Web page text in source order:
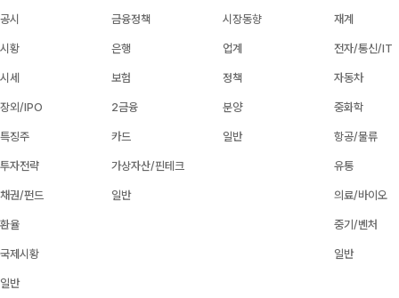
공시
시황
시세
장외/IPO
특징주
투자전략
채권/펀드
환율
국제시황
일반
금융정책
은행
보험
2금융
카드
가상자산/핀테크
일반
시장동향
업계
정책
분양
일반
재계
전자/통신/IT
자동차
중화학
항공/물류
유통
의료/바이오
중기/벤처
일반